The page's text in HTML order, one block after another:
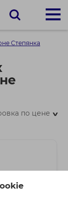
Степянка
по цене>